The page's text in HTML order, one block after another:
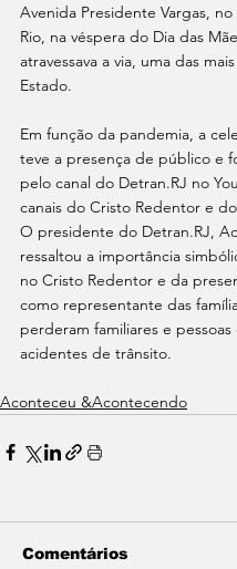
Avenida Presidente Vargas,
Rio, na véspera do Dia das
atravessava a via, uma das
Estado.
Em função da pandemia, a
teve a presença de público e
pelo canal do Detran.RJ no
canais do Cristo Redentor e
O presidente do Detran.RJ,
ressaltou a importância
no Cristo Redentor e da
como representante das
perderam familiares e
acidentes de trânsito.
Aconteceu &Acontecendo
Comentários